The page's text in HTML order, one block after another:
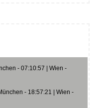
- 07:10:57 | Wien -
- 18:57:21 | Wien -